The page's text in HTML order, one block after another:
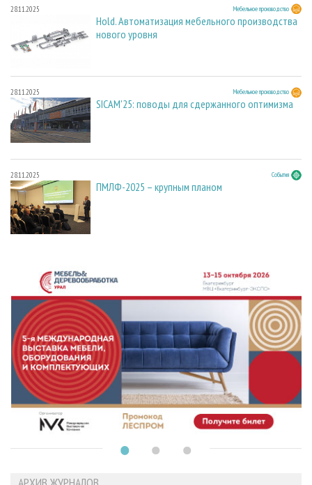
28.11.2025 Мебельное производство
Hold. Автоматизация мебельного производства
нового уровня
28.11.2025 Мебельное производство
SICAM'25: поводы для сдержанного оптимизма
28.11.2025 События
ПМЛФ-2025 – крупным планом